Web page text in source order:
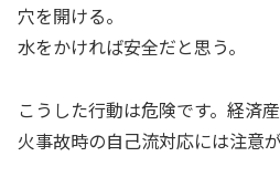
穴を開ける。
水をかければ安全だと思う。
こうした行動は危険です。経済
火事故時の自己流対応には注意